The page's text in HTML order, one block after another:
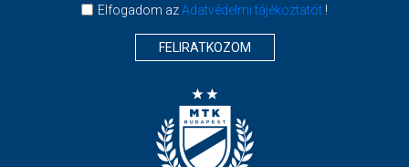
Elfogadom azAdatvédelmi tájékoztatót!
FELIRATKOZOM